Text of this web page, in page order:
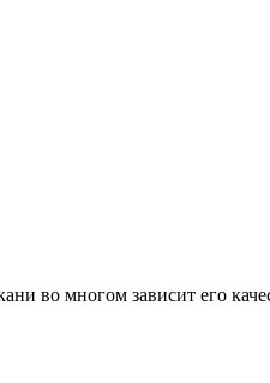
во многом зависит его